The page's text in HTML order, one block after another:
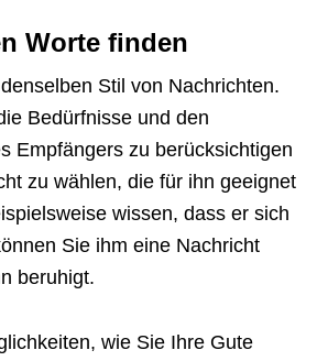
Worte finden
Stil von Nachrichten.
Bedürfnisse und den
Empfängers zu berücksichtigen
zu wählen, die für ihn geeignet
wissen, dass er sich
Sie ihm eine Nachricht
beruhigt.
wie Sie Ihre Gute